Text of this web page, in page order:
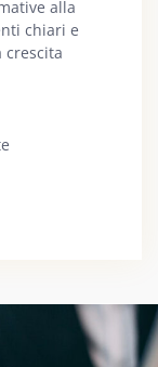
alla
chiari e